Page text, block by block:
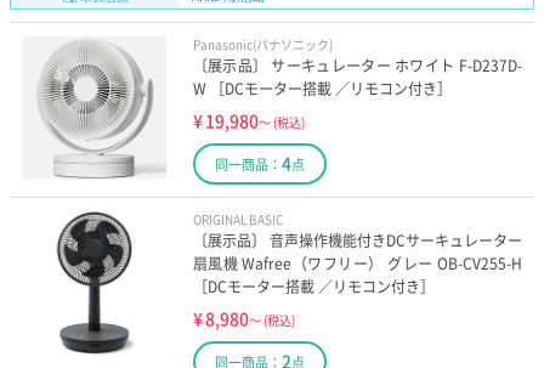
Panasonic(パナソニック)
〔展示品〕 サーキュレーター ホワイト F-D237D-
W ［DCモーター搭載 ／リモコン付き］
¥19,980～ (税込)
同一商品： 4点
ORIGINAL BASIC
〔展示品〕 音声操作機能付きDCサーキュレーター
扇風機 Wafree（ワフリー） グレー OB-CV255-H
［DCモーター搭載 ／リモコン付き］
¥8,980～ (税込)
同一商品： 2点